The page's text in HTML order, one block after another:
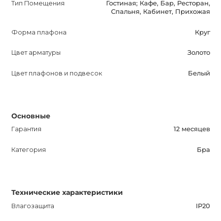
Тип Помещения
Гостиная; Кафе, Бар, Ресторан,
Спальня, Кабинет, Прихожая
Форма плафона Круг
Цвет арматуры Золото
Цвет плафонов и подвесок Белый
Основные
Гарантия 12 месяцев
Категория Бра
Технические характеристики
Влагозащита IP20